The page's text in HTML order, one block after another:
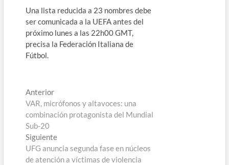
Una lista reducida a 23 nombres debe
ser comunicada a la UEFA antes del
próximo lunes a las 22h00 GMT,
precisa la Federación Italiana de
Fútbol.
Navegación
de
entradas
AnteriorEntrada
anterior:
VAR, micrófonos y altavoces: una
combinación protagonista del Mundial
Sub-20
SiguienteEntrada
siguiente:
UFG anuncia segunda fase en núcleos
de atención a víctimas de violencia